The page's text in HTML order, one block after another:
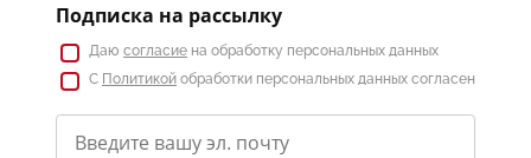
Подписка на рассылку
Даю согласие на обработку персональных данных
С Политикой обработки персональных данных согласен